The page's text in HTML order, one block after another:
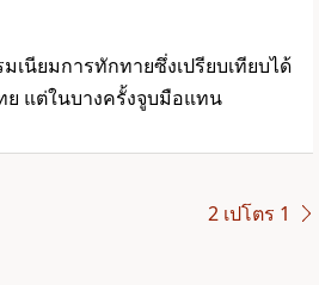
เนียมการทักทายซึ่งเปรียบเทียบได้
ย แต่ในบางครั้งจูบมือแทน
2 เปโตร 1